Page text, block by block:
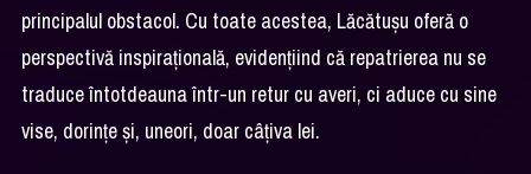
principalul obstacol. Cu toate acestea, Lăcătușu oferă o
perspectivă inspirațională, evidențiind că repatrierea nu se
traduce întotdeauna într-un retur cu averi, ci aduce cu sine
vise, dorințe și, uneori, doar câțiva lei.